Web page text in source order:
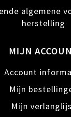
algemene
herstelling
MIJN
Account
Mijn
Mijn